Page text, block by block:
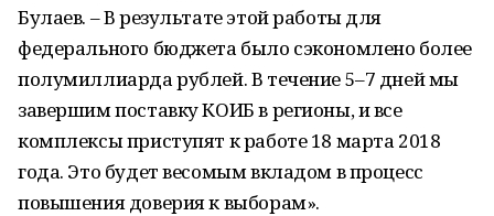
Булаев. – В результате этой работы для
федерального бюджета было сэкономлено более
полумиллиарда рублей. В течение 5–7 дней мы
завершим поставку КОИБ в регионы, и все
комплексы приступят к работе 18 марта 2018
года. Это будет весомым вкладом в процесс
повышения доверия к выборам».